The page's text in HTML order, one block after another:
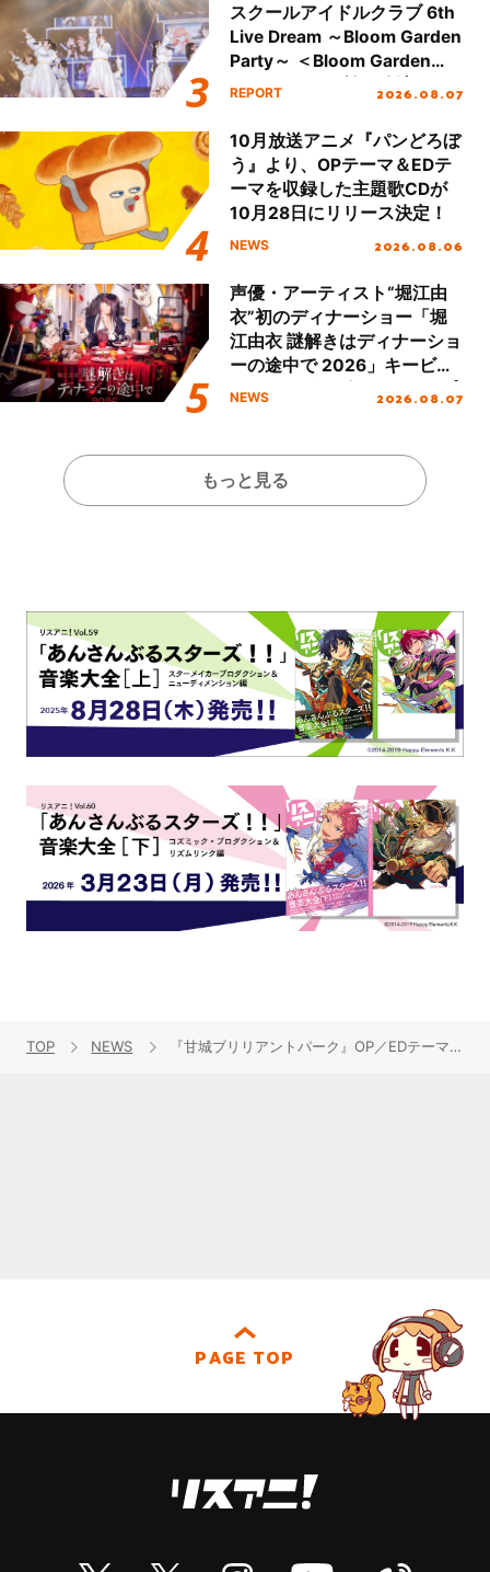
スクールアイドルクラブ 6th
Live Dream ～Bloom Garden
Party～ ＜Bloom Garden
Party Stage／埼玉公演＞”
REPORT 2026.08.07
10月放送アニメ『パンどろぼ
う』より、OPテーマ＆EDテ
ーマを収録した主題歌CDが
10月28日にリリース決定！
NEWS 2026.08.06
声優・アーティスト“堀江由
衣”初のディナーショー「堀
江由衣 謎解きはディナーショ
ーの途中で 2026」キービジ
ュアル＆グッズラインナップ
NEWS 2026.08.07
もっと見る
TOP NEWS 『甘城ブリリアントパーク』OP／EDテーマリリースイベントの、オフィシャル・レポートが到着！
PAGE TOP